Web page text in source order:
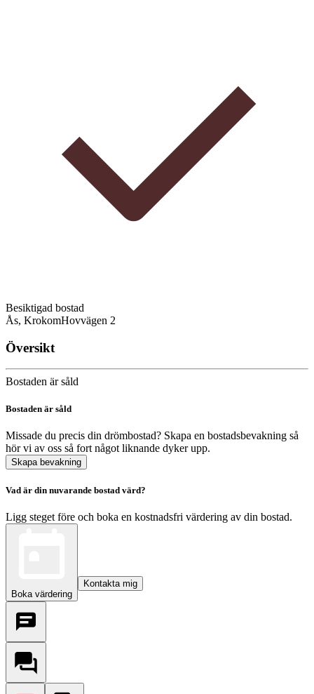
Besiktigad bostad
Ås, KrokomHovvägen 2
Översikt
Bostaden är såld
Bostaden är såld
Missade du precis din drömbostad? Skapa en bostadsbevakning så
hör vi av oss så fort något liknande dyker upp.
Skapa bevakning
Vad är din nuvarande bostad värd?
Ligg steget före och boka en kostnadsfri värdering av din bostad.
Boka värdering
Kontakta mig